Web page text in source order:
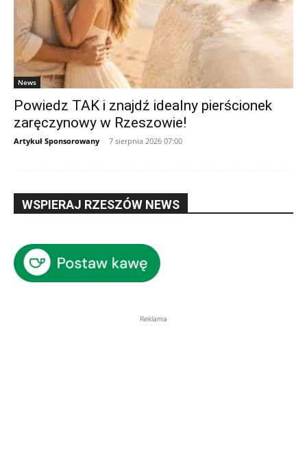
News
Powiedz TAK i znajdź idealny pierścionek
zaręczynowy w Rzeszowie!
Artykuł Sponsorowany - 7 sierpnia 2026 07:00
WSPIERAJ RZESZÓW NEWS
Reklama